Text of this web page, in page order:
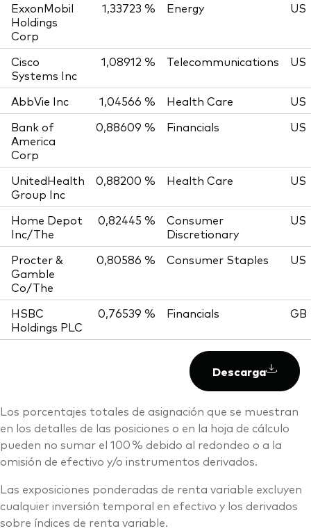
ExxonMobil
Holdings
Corp
1,33723 % Energy US
Cisco
Systems Inc
1,08912 % Telecommunications US
AbbVie Inc 1,04566 % Health Care
US
Bank of
America
Corp
0,88609 % Financials US
UnitedHealth
Group Inc
0,88200 % Health Care US
Home Depot
Inc/The
0,82445 %
Consumer
Discretionary
US
Procter &
Gamble
Co/The
0,80586 % Consumer Staples US
HSBC
Holdings PLC
0,76539 % Financials GB
Descarga
Los porcentajes totales de asignación que se muestran
en los detalles de las posiciones o en la hoja de cálculo
pueden no sumar el 100 % debido al redondeo o a la
omisión de efectivo y/o instrumentos derivados.
Las exposiciones ponderadas de renta variable excluyen
cualquier inversión temporal en efectivo y los derivados
sobre índices de renta variable.